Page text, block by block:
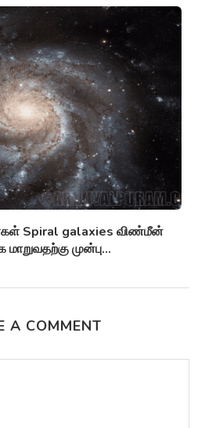
Spiral galaxies விண்மீன்
மாறுவதற்கு முன்பு...
A COMMENT